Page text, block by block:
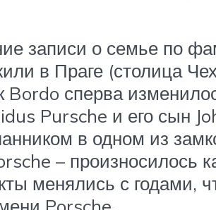
записи о семье по
в Праге (столица
сперва
Pursche и его сын
в одном из
– произносилось
менялись с